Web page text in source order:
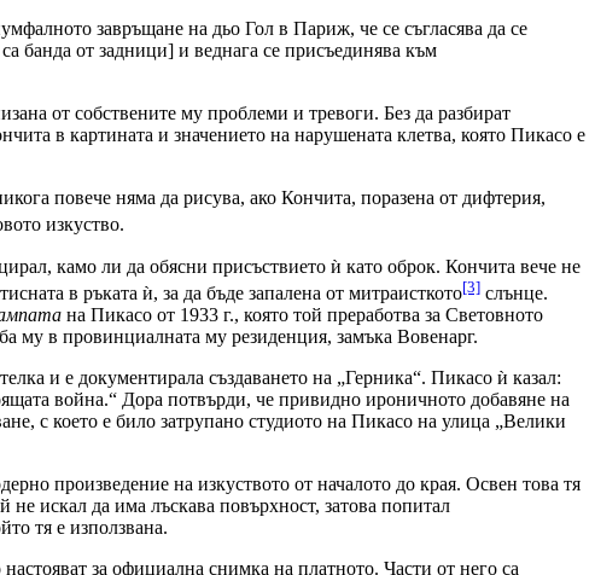
завръщане на дьо Гол в Париж, че се съгласява да се
банда от задници] и веднага се присъединява към
от собствените му проблеми и тревоги. Без да разбират
в картината и значението на нарушената клетва, която Пикасо е
повече няма да рисува, ако Кончита, поразена от дифтерия,
изкуство.
камо ли да обясни присъствието ѝ като оброк. Кончита вече не
в ръката ѝ, за да бъде запалена от митраисткото[3] слънце.
на Пикасо от 1933 г., която той преработва за Световното
му в провинциалната му резиденция, замъка Вовенарг.
и е документирала създаването на „Герника“. Пикасо ѝ казал:
война.“ Дора потвърди, че привидно ироничното добавяне на
с което е било затрупано студиото на Пикасо на улица „Велики
произведение на изкуството от началото до края. Освен това тя
не искал да има лъскава повърхност, затова попитал
тя е използвана.
за официална снимка на платното. Части от него са